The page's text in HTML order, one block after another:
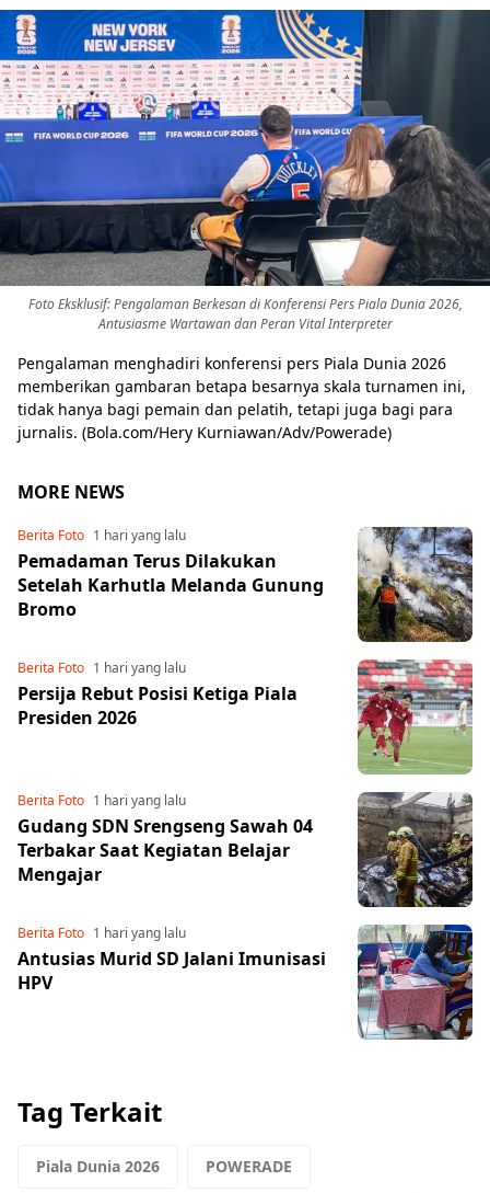
Foto Eksklusif: Pengalaman Berkesan di Konferensi Pers Piala Dunia 2026,
Antusiasme Wartawan dan Peran Vital Interpreter
Pengalaman menghadiri konferensi pers Piala Dunia 2026
memberikan gambaran betapa besarnya skala turnamen ini,
tidak hanya bagi pemain dan pelatih, tetapi juga bagi para
jurnalis. (Bola.com/Hery Kurniawan/Adv/Powerade)
MORE NEWS
Berita Foto 1 hari yang lalu
Pemadaman Terus Dilakukan
Setelah Karhutla Melanda Gunung
Bromo
Berita Foto 1 hari yang lalu
Persija Rebut Posisi Ketiga Piala
Presiden 2026
Berita Foto 1 hari yang lalu
Gudang SDN Srengseng Sawah 04
Terbakar Saat Kegiatan Belajar
Mengajar
Berita Foto 1 hari yang lalu
Antusias Murid SD Jalani Imunisasi
HPV
Tag Terkait
Piala Dunia 2026 POWERADE